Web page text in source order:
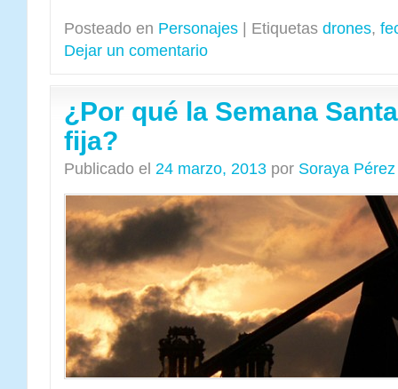
Posteado en Personajes Etiquetas drones,
Dejar un comentario
¿Por qué la Semana
fija?
Publicado el 24 marzo, 2013 por Soraya Pérez